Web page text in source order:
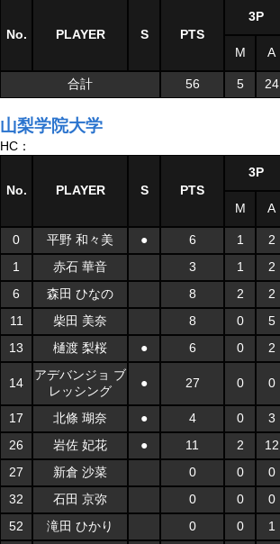
No. PLAYER S PTS
3P
M A
合計 56 5 24
山梨学院大学
HC：
No. PLAYER S PTS
3P
M A
0 平野 和々美 ● 6 1 2
1
赤石 華音 3 1 2
6
森田 ひなの 8 2 2
11
柴田 美奈 8 0 5
13
樋渡 梨桜 ● 6 0 2
14
アデバンジョ ブ
レッシング
● 27 0 0
17 北條 瑚奈 ● 4 0 3
26
岩佐 妃花 ● 11 2 12
27
新倉 沙菜 0 0 0
32
石田 京弥 0 0 0
52
滝田 ひかり 0 0 1